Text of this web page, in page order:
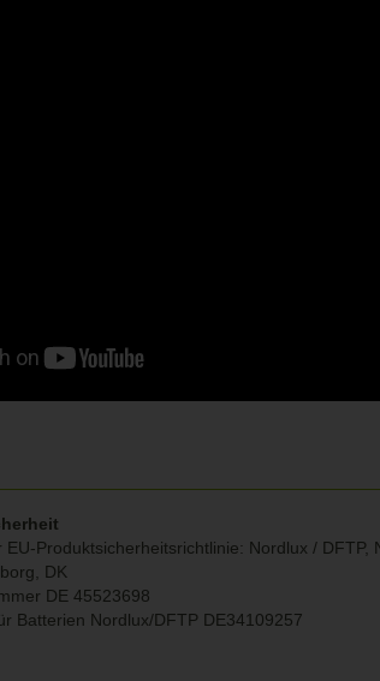
Produktsicherheitsrichtlinie: Nordlux /
DK
DE 45523698
Batterien Nordlux/DFTP DE34109257